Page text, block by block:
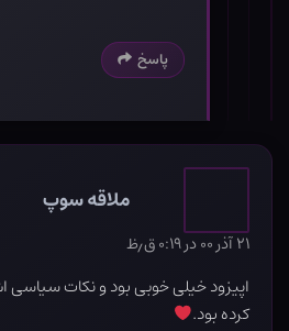
پاسخ
ملاقه سوپ
۲۱ آذر ۰۰ در ۰:۱۹ ق٫ظ
اپیزود خیلی خوبی بود و نکات
کرده بود.